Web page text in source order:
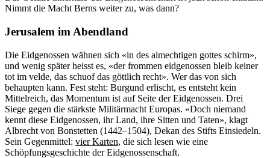
Nimmt die Macht Berns weiter zu, was dann?
Jerusalem im Abendland
Die Eidgenossen wähnen sich «in des almechtigen gottes schirm»,
und wenig später heisst es, «der frommen eidgenossen bleib keiner
tot im velde, das schuof das göttlich recht». Wer das von sich
behaupten kann. Fest steht: Burgund erlischt, es entsteht kein
Mittelreich, das Momentum ist auf Seite der Eidgenossen. Drei
Siege gegen die stärkste Militärmacht Europas. «Doch niemand
kennt diese Eidgenossen, ihr Land, ihre Sitten und Taten», klagt
Albrecht von Bonstetten (1442–1504), Dekan des Stifts Einsiedeln.
Sein Gegenmittel: vier Karten, die sich lesen wie eine
Schöpfungsgeschichte der Eidgenossenschaft.